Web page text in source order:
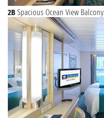
2B Spacious Ocean View Balcony